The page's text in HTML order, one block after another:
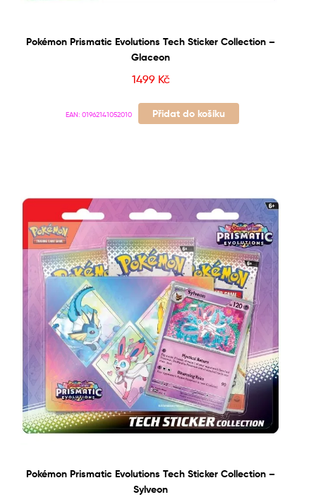
Pokémon Prismatic Evolutions Tech Sticker Collection –
Glaceon
1499 Kč
EAN: 01962141052010 Přidat do košíku
Pokémon Prismatic Evolutions Tech Sticker Collection –
Sylveon